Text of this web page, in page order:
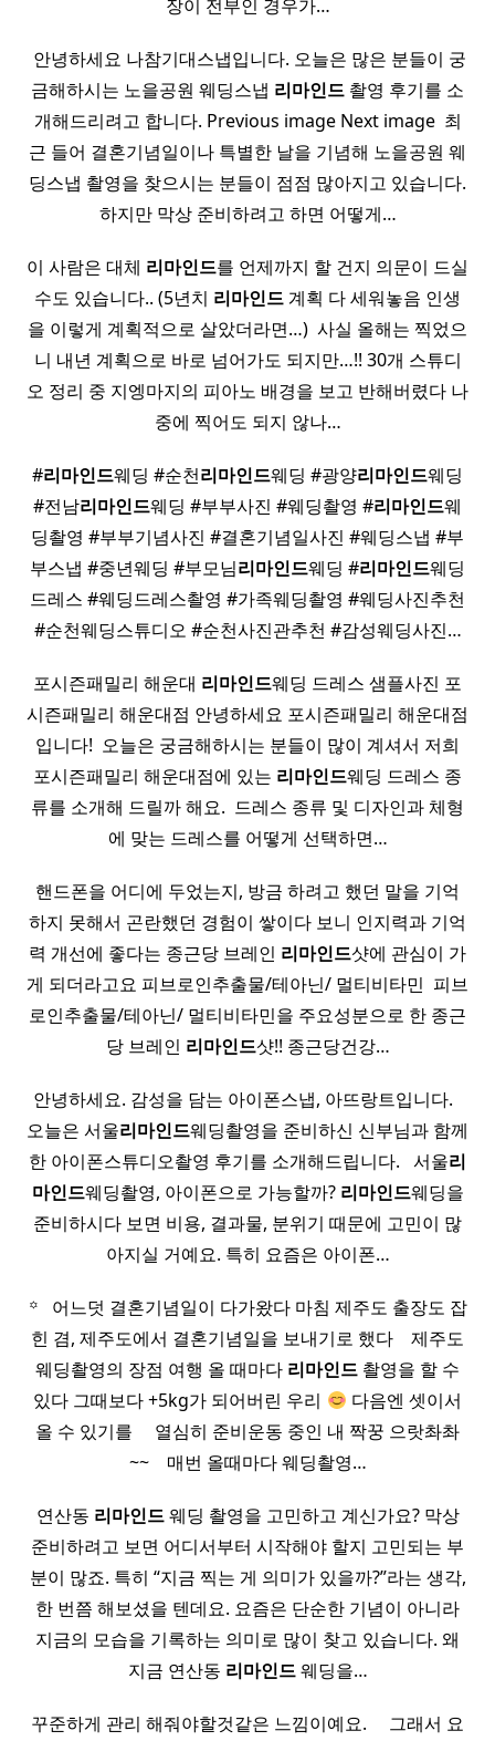
장이 전부인 경우가…
​ 안녕하세요 나참기대스냅입니다. 오늘은 많은 분들이 궁
금해하시는 노을공원 웨딩스냅 리마인드 촬영 후기를 소
개해드리려고 합니다. Previous image Next image ​ 최
근 들어 결혼기념일이나 특별한 날을 기념해 노을공원 웨
딩스냅 촬영을 찾으시는 분들이 점점 많아지고 있습니다.
하지만 막상 준비하려고 하면 어떻게…
이 사람은 대체 리마인드를 언제까지 할 건지 의문이 드실
수도 있습니다.. (5년치 리마인드계획 다 세워놓음 인생
을 이렇게 계획적으로 살았더라면…) ​ 사실 올해는 찍었으
니 내년 계획으로 바로 넘어가도 되지만…!! 30개 스튜디
오 정리 중 지엥마지의 피아노 배경을 보고 반해버렸다 나
중에 찍어도 되지 않나…
#리마인드웨딩 #순천리마인드웨딩 #광양리마인드웨딩
#전남리마인드웨딩 #부부사진 #웨딩촬영 #리마인드웨
딩촬영 #부부기념사진 #결혼기념일사진 #웨딩스냅 #부
부스냅 #중년웨딩 #부모님리마인드웨딩 #리마인드웨딩
드레스 #웨딩드레스촬영 #가족웨딩촬영 #웨딩사진추천
#순천웨딩스튜디오 #순천사진관추천 #감성웨딩사진…
포시즌패밀리 해운대 리마인드웨딩 드레스 샘플사진 포
시즌패밀리 해운대점 안녕하세요 포시즌패밀리 해운대점
입니다! ​ 오늘은 궁금해하시는 분들이 많이 계셔서 저희
포시즌패밀리 해운대점에 있는 리마인드웨딩 드레스 종
류를 소개해 드릴까 해요. ​ 드레스 종류 및 디자인과 체형
에 맞는 드레스를 어떻게 선택하면…
핸드폰을 어디에 두었는지, 방금 하려고 했던 말을 기억
하지 못해서 곤란했던 경험이 쌓이다 보니 인지력과 기억
력 개선에 좋다는 종근당 브레인 리마인드샷에 관심이 가
게 되더라고요 피브로인추출물/테아닌/ 멀티비타민 ​ 피브
로인추출물/테아닌/ 멀티비타민을 주요성분으로 한 종근
당 브레인 리마인드샷!! 종근당건강…
안녕하세요. 감성을 담는 아이폰스냅, 아뜨랑트입니다. ​ ​
오늘은 서울리마인드웨딩촬영을 준비하신 신부님과 함께
한 아이폰스튜디오촬영 후기를 소개해드립니다. ​ ​ 서울리
마인드웨딩촬영, 아이폰으로 가능할까? 리마인드웨딩을
준비하시다 보면 비용, 결과물, 분위기 때문에 고민이 많
아지실 거예요. 특히 요즘은 아이폰…
꙳ ​ ​ 어느덧 결혼기념일이 다가왔다 마침 제주도 출장도 잡
힌 겸, 제주도에서 결혼기념일을 보내기로 했다 ​ ​ ​ 제주도
웨딩촬영의 장점 여행 올 때마다 리마인드 촬영을 할 수
있다 그때보다 +5kg가 되어버린 우리
다음엔 셋이서
올 수 있기를 ​ ​ ​ ​ 열심히 준비운동 중인 내 짝꿍 으랏촤촤
~~ ​ ​ ​ 매번 올때마다 웨딩촬영…
연산동 리마인드웨딩 촬영을 고민하고 계신가요? 막상
준비하려고 보면 어디서부터 시작해야 할지 고민되는 부
분이 많죠. 특히 “지금 찍는 게 의미가 있을까?”라는 생각,
한 번쯤 해보셨을 텐데요. 요즘은 단순한 기념이 아니라
지금의 모습을 기록하는 의미로 많이 찾고 있습니다. 왜
지금 연산동 리마인드웨딩을…
꾸준하게 관리 해줘야할것같은 느낌이예요. ​ ​ ​ ​ 그래서 요